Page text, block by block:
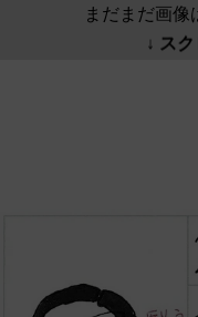
まだまだ画像
↓ ス